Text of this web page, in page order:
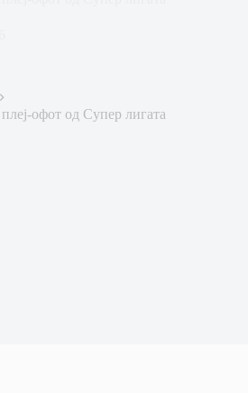
офот од Супер лигата